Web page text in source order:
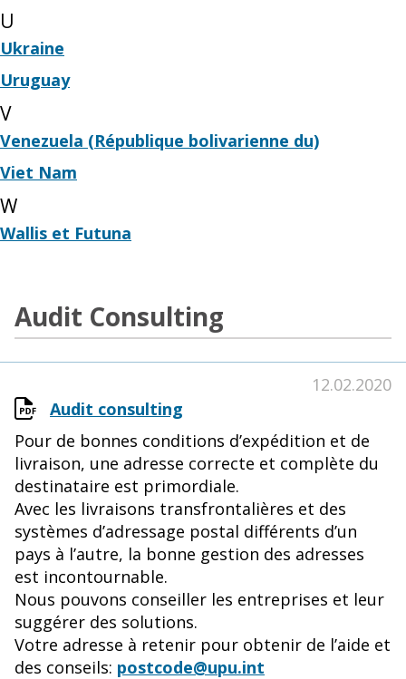
U
Ukraine
Uruguay
V
Venezuela (République bolivarienne du)
Viet Nam
W
Wallis et Futuna
Audit Consulting
Audit consulting
12.02.2020
Pour de bonnes conditions d’expédition et de
livraison, une adresse correcte et complète du
destinataire est primordiale.
Avec les livraisons transfrontalières et des
systèmes d’adressage postal différents d’un
pays à l’autre, la bonne gestion des adresses
est incontournable.
Nous pouvons conseiller les entreprises et leur
suggérer des solutions.
Votre adresse à retenir pour obtenir de l’aide et
des conseils: postcode@upu.int